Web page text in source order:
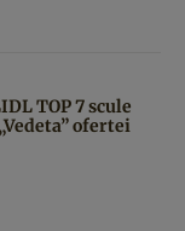
TOP 7 scule
ofertei